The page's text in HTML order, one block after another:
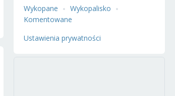
Wykopane
Wykopalisko
Komentowane
Ustawienia prywatności